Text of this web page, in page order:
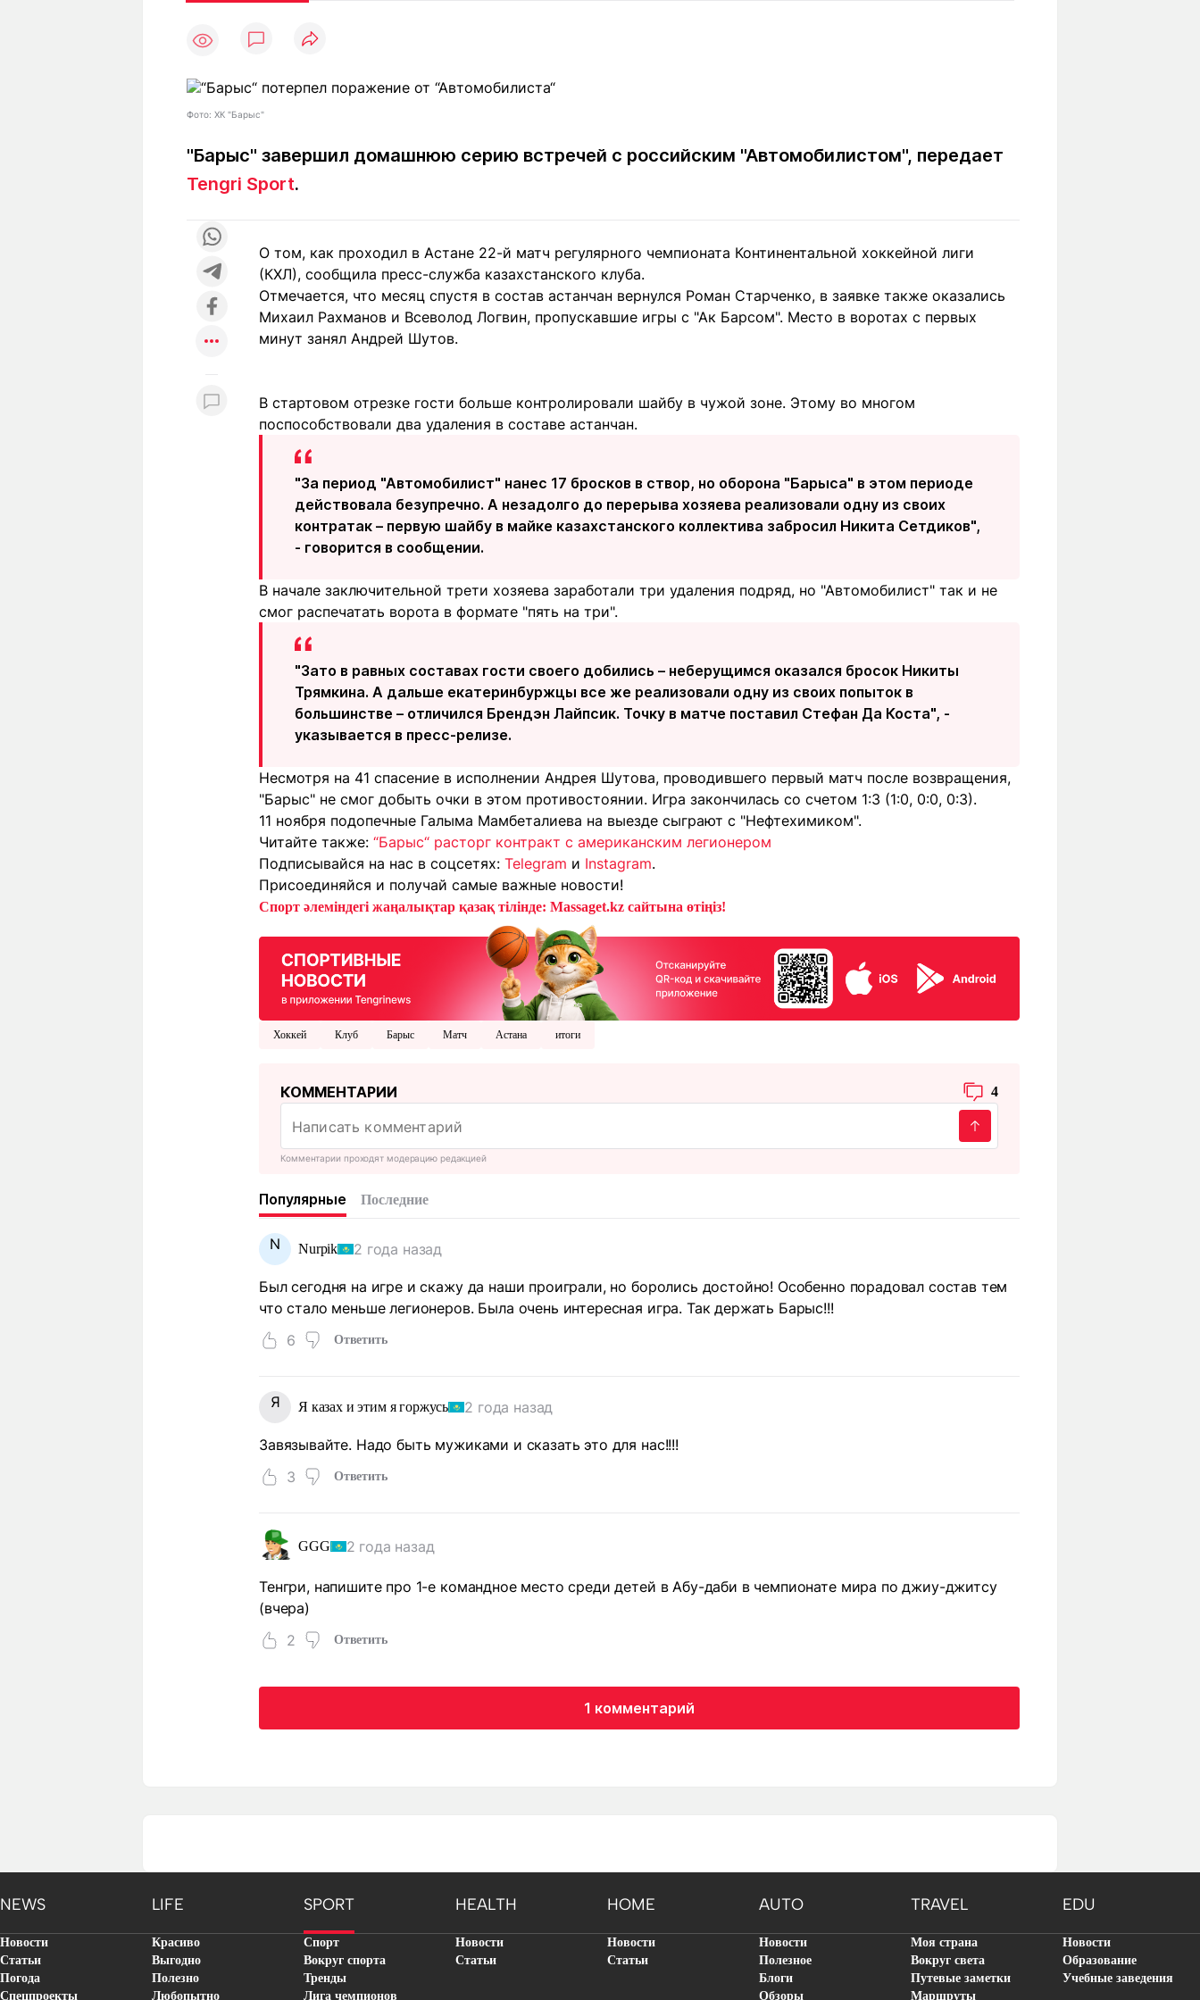
Погода
Рейтинги
Полезно
Гороскопы
чемпионов
+7 (777) 001 44 99
Реклама
+7 (700) 3 888 188
Фото: ХК "Барыс"
"Барыс" завершил домашнюю серию встречей с российским "Автомобилистом", передает
Tengri Sport.
О том, как проходил в Астане 22-й матч регулярного чемпионата Континентальной хоккейной лиги
(КХЛ), сообщила пресс-служба казахстанского клуба.
Отмечается, что месяц спустя в состав астанчан вернулся Роман Старченко, в заявке также оказались
Михаил Рахманов и Всеволод Логвин, пропускавшие игры с "Ак Барсом". Место в воротах с первых
минут занял Андрей Шутов.
В стартовом отрезке гости больше контролировали шайбу в чужой зоне. Этому во многом
поспособствовали два удаления в составе астанчан.
"За период "Автомобилист" нанес 17 бросков в створ, но оборона "Барыса" в этом периоде
действовала безупречно. А незадолго до перерыва хозяева реализовали одну из своих
контратак – первую шайбу в майке казахстанского коллектива забросил Никита Сетдиков",
- говорится в сообщении.
В начале заключительной трети хозяева заработали три удаления подряд, но "Автомобилист" так и не
смог распечатать ворота в формате "пять на три".
"Зато в равных составах гости своего добились – неберущимся оказался бросок Никиты
Трямкина. А дальше екатеринбуржцы все же реализовали одну из своих попыток в
большинстве – отличился Брендэн Лайпсик. Точку в матче поставил Стефан Да Коста", -
указывается в пресс-релизе.
Несмотря на 41 спасение в исполнении Андрея Шутова, проводившего первый матч после возвращения,
"Барыс" не смог добыть очки в этом противостоянии. Игра закончилась со счетом 1:3 (1:0, 0:0, 0:3).
11 ноября подопечные Галыма Мамбеталиева на выезде сыграют с "Нефтехимиком".
Читайте также: “Барыс“ расторг контракт с американским легионером
Подписывайся на нас в соцсетях: Telegram и Instagram.
Присоединяйся и получай самые важные новости!
Спорт әлеміндегі жаңалықтар қазақ тілінде: Massaget.kz сайтына өтіңіз!
Хоккей Клуб Барыс Матч Астана итоги
КОММЕНТАРИИ 4
Комментарии проходят модерацию редакцией
Популярные Последние
N Nurpik 2 года назад
Был сегодня на игре и скажу да наши проиграли, но боролись достойно! Особенно порадовал состав тем
что стало меньше легионеров. Была очень интересная игра. Так держать Барыс!!!
6
Ответить
Я Я казах и этим я горжусь 2 года назад
Завязывайте. Надо быть мужиками и сказать это для нас!!!!
3
Ответить
GGG 2 года назад
Тенгри, напишите про 1-е командное место среди детей в Абу-даби в чемпионате мира по джиу-джитсу
(вчера)
2
Ответить
1 комментарий
NEWS LIFE SPORT HEALTH HOME AUTO TRAVEL EDU
Новости
Статьи
Погода
Спецпроекты
Красиво
Выгодно
Полезно
Любопытно
Спорт
Вокруг спорта
Тренды
Лига чемпионов
Новости
Статьи
Новости
Статьи
Новости
Полезное
Блоги
Обзоры
Моя страна
Вокруг света
Путевые заметки
Маршруты
Новости
Образование
Учебные заведения